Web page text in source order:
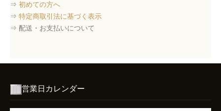
⇒ 初めての方へ
⇒ 特定商取引法に基づく表示
⇒ 配送・お支払いについて
営業日カレンダー